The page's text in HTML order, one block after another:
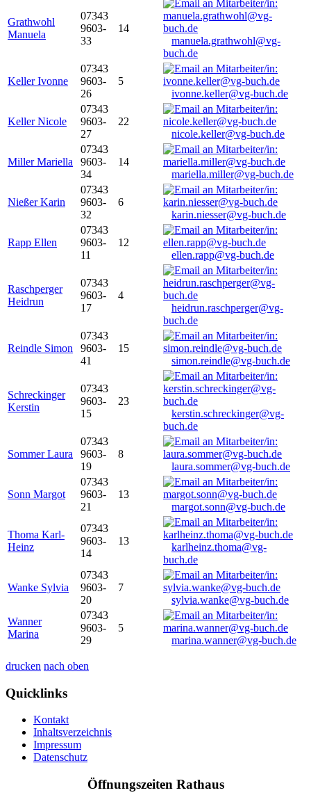
Grathwohl
Manuela
07343
9603-
33
14
manuela.grathwohl@vg-
buch.de
Keller Ivonne
07343
9603-
26
5
ivonne.keller@vg-buch.de
Keller Nicole
07343
9603-
27
22
nicole.keller@vg-buch.de
Miller Mariella
07343
9603-
34
14
mariella.miller@vg-buch.de
Nießer Karin
07343
9603-
32
6
karin.niesser@vg-buch.de
Rapp Ellen
07343
9603-
11
12
ellen.rapp@vg-buch.de
Raschperger
Heidrun
07343
9603-
17
4
heidrun.raschperger@vg-
buch.de
Reindle Simon
07343
9603-
41
15
simon.reindle@vg-buch.de
Schreckinger
Kerstin
07343
9603-
15
23
kerstin.schreckinger@vg-
buch.de
Sommer Laura
07343
9603-
19
8
laura.sommer@vg-buch.de
Sonn Margot
07343
9603-
21
13
margot.sonn@vg-buch.de
Thoma Karl-
Heinz
07343
9603-
14
13
karlheinz.thoma@vg-
buch.de
Wanke Sylvia
07343
9603-
20
7
sylvia.wanke@vg-buch.de
Wanner
Marina
07343
9603-
29
5
marina.wanner@vg-buch.de
drucken nach oben
Quicklinks
Kontakt
Inhaltsverzeichnis
Impressum
Datenschutz
Öffnungszeiten Rathaus